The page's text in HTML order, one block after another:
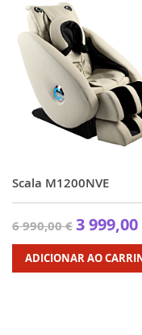
Scala M1200NVE
6 990,00 €3 999,00
ADICIONAR AO